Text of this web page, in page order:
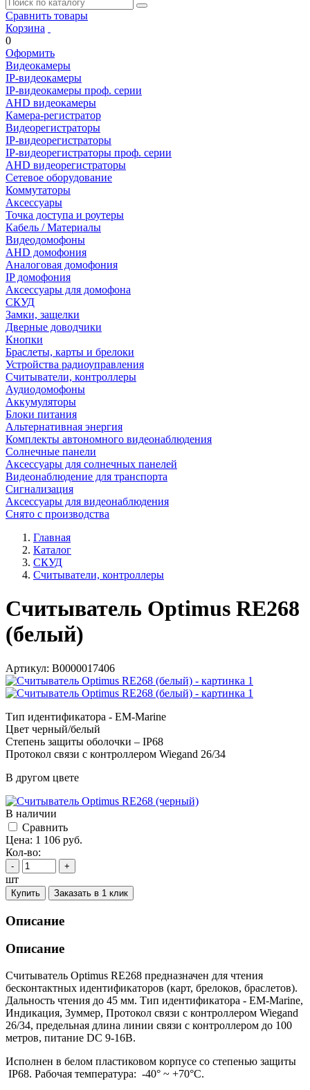
Сравнить товары
Корзина
0
Оформить
Видеокамеры
IP-видеокамеры
IP-видеокамеры проф. серии
AHD видеокамеры
Камера-регистратор
Видеорегистраторы
IP-видеорегистраторы
IP-видеорегистраторы проф. серии
AHD видеорегистраторы
Сетевое оборудование
Коммутаторы
Аксессуары
Точка доступа и роутеры
Кабель / Материалы
Видеодомофоны
AHD домофония
Аналоговая домофония
IP домофония
Аксессуары для домофона
СКУД
Замки, защелки
Дверные доводчики
Кнопки
Браслеты, карты и брелоки
Устройства радиоуправления
Считыватели, контроллеры
Аудиодомофоны
Аккумуляторы
Блоки питания
Альтернативная энергия
Комплекты автономного видеонаблюдения
Солнечные панели
Аксессуары для солнечных панелей
Видеонаблюдение для транспорта
Сигнализация
Аксессуары для видеонаблюдения
Снято с производства
Главная
Каталог
СКУД
Считыватели, контроллеры
Считыватель Optimus RE268
(белый)
Артикул: В0000017406
Тип идентификатора - EM-Marine
Цвет черный/белый
Степень защиты оболочки – IP68
Протокол связи с контроллером Wiegand 26/34
В другом цвете
В наличии
Cравнить
Цена: 1 106 руб.
Кол-во:
- +
шт
Купить Заказать в 1 клик
Описание
Описание
Считыватель Optimus RE268 предназначен для чтения
бесконтактных идентификаторов (карт, брелоков, браслетов).
Дальность чтения до 45 мм. Тип идентификатора - EM-Marine,
Индикация, Зуммер, Протокол связи с контроллером Wiegand
26/34, предельная длина линии связи с контроллером до 100
метров, питание DC 9-16В.
Исполнен в белом пластиковом корпусе со степенью защиты
IP68. Рабочая температура: -40° ~ +70°С.